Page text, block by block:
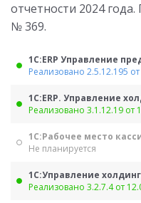
отчетности 2024 года.
№ 369.
1С:ERP Управление
Реализовано 2.5.12.195
1С:ERP. Управление
Реализовано 3.1.12.19 от
1С:Рабочее место
Не планируется
1С:Управление
Реализовано 3.2.7.4 от